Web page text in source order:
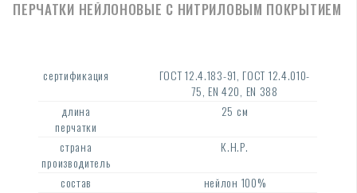
ПЕРЧАТКИ НЕЙЛОНОВЫЕ С НИТРИЛОВЫМ ПОКРЫТИЕМ
сертификация
ГОСТ 12.4.183-91, ГОСТ 12.4.010-
75, EN 420, EN 388
длина
перчатки
25 см
страна
производитель
К.Н.Р.
состав
нейлон 100%